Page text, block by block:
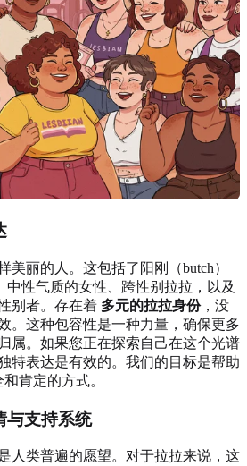
美丽的人。这包括了阳刚（butch）
中性气质的女性、跨性别拉拉，以及
别者。存在着 多元的拉拉身份，没
。这种包容性是一种力量，确保更多
属。如果您正在探索自己在这个光谱
特表达是有效的。我们的目标是帮助
和肯定的方式。
与支持系统
人类普遍的愿望。对于拉拉来说，这